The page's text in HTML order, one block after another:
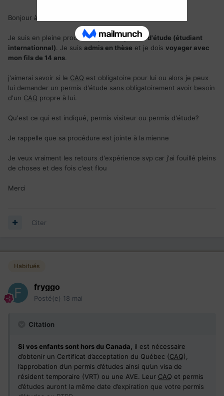
Bonjour à tou.te.s
Je suis en pleine procédure pour unpermis d'étude (étudiant
internationnal). Je suis admis en thèse et je dois voyager avec
mon fils de 14 ans.
j'aimerai savoir si le CAQ est obligatoire pour lui ou alors je peux
lui demander un permis d'étude sans obligatoirement avoir besoin
d'un CAQ propre à lui.
Qu'est ce qui est indiqué, permis visiteur ou permis d'étude?
Je rappelle que sa procédure est jointe à la mienne
Je veux vraiment les retours d'expérience svp car j'ai fouillé pleins
de choses et des fois c'est flou
Merci
Citer
Habitués
fryggo
Posté(e) 18 mai
Citation
Si vos enfants sont hors du Canada,
il est nécessaire
d’obtenir un Certificat d’acceptation du Québec (CAQ),
l’approbation d’un permis d’études ainsi qu’un visa de
résident temporaire (VRT) ou une AVE. Leur CAQ et permis
d’études auront la même date d’expiration que votre permis